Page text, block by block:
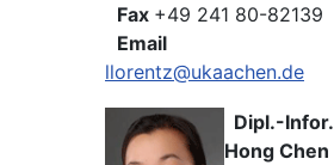
Fax +49 241 80-82139
Email
llorentz@ukaachen.de
Dipl.-Infor.
Hong Chen